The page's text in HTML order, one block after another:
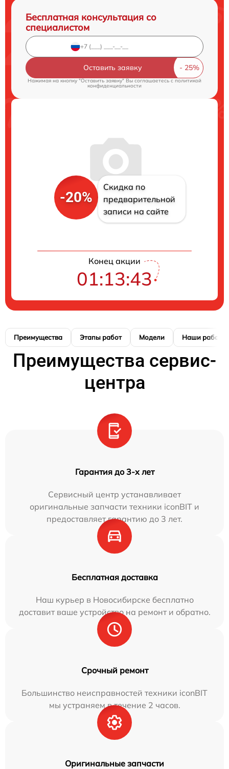
Бесплатная консультация со
специалистом
Оставить заявку
Нажимая на кнопку "Оставить заявку" Вы соглашаетесь cполитикой
конфиденциальности
-20%
Скидка по
предварительной
записи на сайте
Конец акции
01:13:42
Преимущества Этапы работ Модели Наши работы
Преимущества сервис-
центра
Гарантия до 3-х лет
Сервисный центр устанавливает
оригинальные запчасти техники iconBIT и
предоставляет гарантию до 3 лет.
Бесплатная доставка
Наш курьер в Новосибирске бесплатно
доставит ваше устройство на ремонт и обратно.
Срочный ремонт
Большинство неисправностей техники iconBIT
мы устраняем в течение 2 часов.
Оригинальные запчасти